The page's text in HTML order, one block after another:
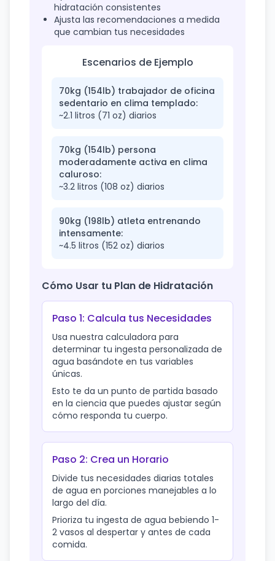
hidratación consistentes
Ajusta las recomendaciones a medida
que cambian tus necesidades
Escenarios de Ejemplo
70kg (154lb) trabajador de oficina
sedentario en clima templado:
~2.1 litros (71 oz) diarios
70kg (154lb) persona
moderadamente activa en clima
caluroso:
~3.2 litros (108 oz) diarios
90kg (198lb) atleta entrenando
intensamente:
~4.5 litros (152 oz) diarios
Cómo Usar tu Plan de Hidratación
Paso 1: Calcula tus Necesidades
Usa nuestra calculadora para
determinar tu ingesta personalizada de
agua basándote en tus variables
únicas.
Esto te da un punto de partida basado
en la ciencia que puedes ajustar según
cómo responda tu cuerpo.
Paso 2: Crea un Horario
Divide tus necesidades diarias totales
de agua en porciones manejables a lo
largo del día.
Prioriza tu ingesta de agua bebiendo 1-
2 vasos al despertar y antes de cada
comida.